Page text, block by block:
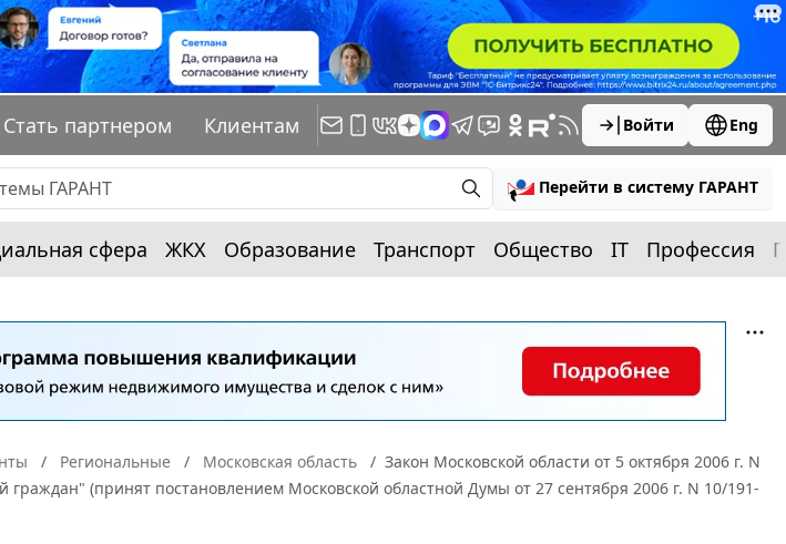
Стать партнером Клиентам Войти Eng
Перейти в систему ГАРАНТ
сфера ЖКХ Образование Транспорт Общество IT Профессия
Региональные Московская область
Закон Московской области от 5 октября 2006 г. N
(принят постановлением Московской областной Думы от 27 сентября 2006 г. N 10/191-